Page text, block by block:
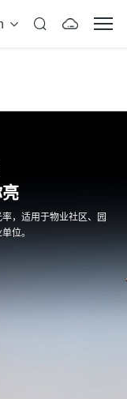
，适用于物业社区、园
位。